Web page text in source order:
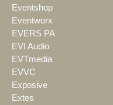
Eventshop
Eventworx
EVERS PA
EVI Audio
EVTmedia
EVVC
Exposive
Extes